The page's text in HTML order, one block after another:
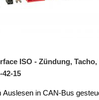
ISO - Zündung, Tacho,
15
Auslesen in CAN-Bus